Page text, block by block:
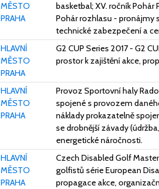
MĚSTO
PRAHA
basketbal; XV. ročník Pohár
Pohár rozhlasu - pronájmy
technické zabezpečení a
HLAVNÍ
MĚSTO
PRAHA
G2 CUP Series 2017 - G2
prostor k zajištění akce,
HLAVNÍ
MĚSTO
PRAHA
Provoz Sportovní haly
spojené s provozem
náklady prokazatelně
se drobnější závady
energetické náročnosti.
HLAVNÍ
MĚSTO
PRAHA
Czech Disabled Golf
golfistů série European
propagace akce,